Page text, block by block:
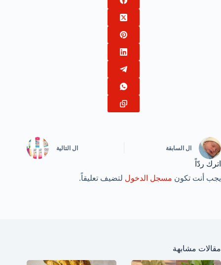
ال السابقة ال التالية
اترك ردّاً
يجب أنت تكون مسجل الدخول لتضيف تعليقاً.
مقالات مشابهة